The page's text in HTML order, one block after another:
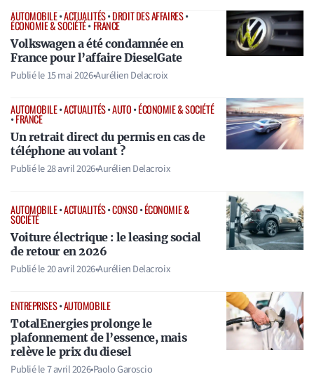
AUTOMOBILE•ACTUALITÉS•DROIT DES AFFAIRES•
ÉCONOMIE & SOCIÉTÉ•FRANCE
Volkswagen a été condamnée en
France pour l’affaire DieselGate
Publié le15 mai 2026•Aurélien Delacroix
AUTOMOBILE•ACTUALITÉS•AUTO•ÉCONOMIE & SOCIÉTÉ
•FRANCE
Un retrait direct du permis en cas de
téléphone au volant ?
Publié le28 avril 2026•Aurélien Delacroix
AUTOMOBILE•ACTUALITÉS•CONSO•ÉCONOMIE &
SOCIÉTÉ
Voiture électrique : le leasing social
de retour en 2026
Publié le20 avril 2026•Aurélien Delacroix
ENTREPRISES•AUTOMOBILE
TotalEnergies prolonge le
plafonnement de l’essence, mais
relève le prix du diesel
Publié le7 avril 2026•Paolo Garoscio